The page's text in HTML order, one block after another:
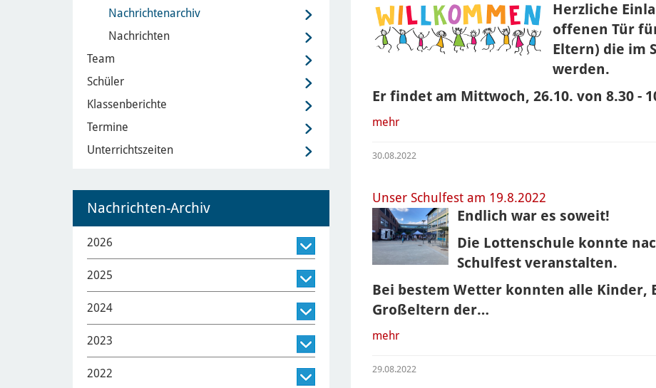
Herzliche
offenen Tür
Eltern) die im
werden.
Er findet am Mittwoch, 26.10. von 8.30 -
mehr
30.08.2022
Unser Schulfest am 19.8.2022
Endlich war es soweit!
Die Lottenschule konnte
Schulfest veranstalten.
Bei bestem Wetter konnten alle Kinder,
Großeltern der…
mehr
29.08.2022
Nachrichtenarchiv
Nachrichten
Team
Schüler
Klassenberichte
Termine
Unterrichtszeiten
Nachrichten-Archiv
2026
2025
2024
2023
2022